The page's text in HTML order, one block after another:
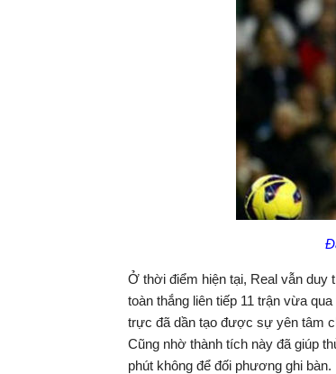
Ở thời điểm hiện tại, Real vẫn
toàn thắng liên tiếp 11 trận vừa
trực đã dần tạo được sự yên tâm
Cũng nhờ thành tích này đã giúp
phút không để đối phương ghi bàn.